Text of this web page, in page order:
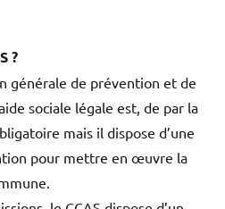
?
générale de prévention et de
sociale légale est, de par la
mais il dispose d’une
pour mettre en œuvre la